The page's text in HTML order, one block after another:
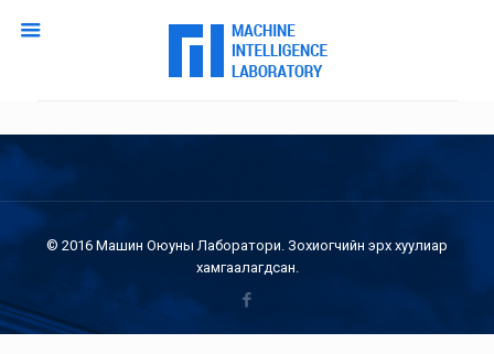
© 2016 Машин Оюуны Лаборатори. Зохиогчийн эрх хуулиар
хамгаалагдсан.